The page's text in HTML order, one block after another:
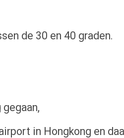
de 30 en 40 graden.
in Hongkong en